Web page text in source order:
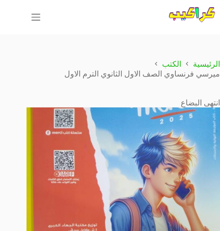
إلى
المحتوى
الرئيسية
الكتب
ميرسي فرنساوي الصف الاول الثانوي الترم الاول
انتهى البضاع